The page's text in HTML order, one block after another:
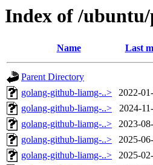
Index of /
Name Last
Parent Directory
golang-github-liamg-..>
2022-
golang-github-liamg-..>
2024-
golang-github-liamg-..>
2023-
golang-github-liamg-..>
2025-
golang-github-liamg-..>
2025-